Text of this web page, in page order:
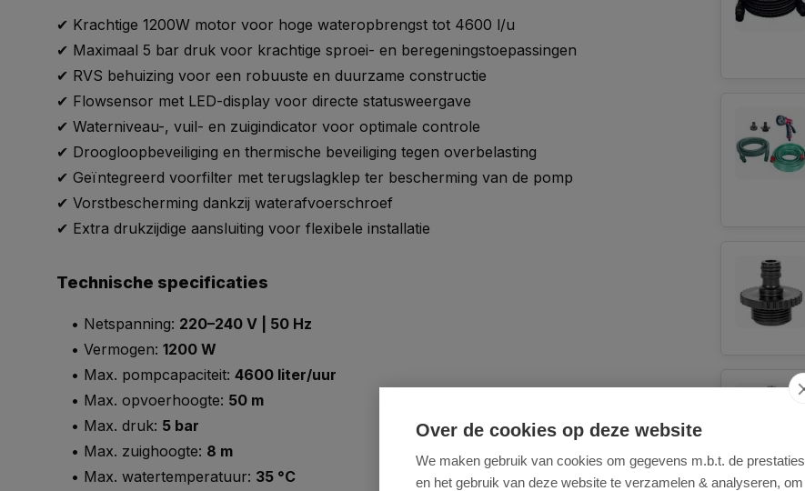
✔ Krachtige 1200W motor voor hoge wateropbrengst tot 4600 l/u
✔ Maximaal 5 bar druk voor krachtige sproei- en beregeningstoepassingen
✔ RVS behuizing voor een robuuste en duurzame constructie
✔ Flowsensor met LED-display voor directe statusweergave
✔ Waterniveau-, vuil- en zuigindicator voor optimale controle
✔ Droogloopbeveiliging en thermische beveiliging tegen overbelasting
✔ Geïntegreerd voorfilter met terugslagklep ter bescherming van de pomp
✔ Vorstbescherming dankzij waterafvoerschroef
✔ Extra drukzijdige aansluiting voor flexibele installatie
Technische specificaties
• Netspanning: 220–240 V | 50 Hz
• Vermogen: 1200 W
• Max. pompcapaciteit: 4600 liter/uur
• Max. opvoerhoogte: 50 m
• Max. druk: 5 bar
• Max. zuighoogte: 8 m
• Max. watertemperatuur: 35 °C
Over de cookies op deze website
We maken gebruik van cookies om gegevens m.b.t. de prestaties
en het gebruik van deze website te verzamelen & analyseren, om